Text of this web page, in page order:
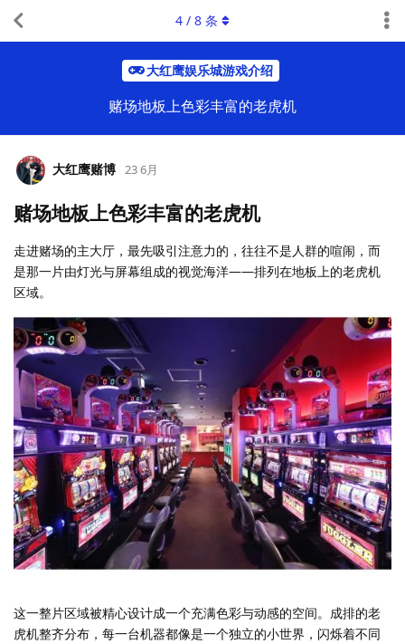
大红鹰娱乐城游戏介绍
赌场地板上色彩丰富的老虎机
4 / 8 条
大红鹰赌博 23 6月
赌场地板上色彩丰富的老虎机
走进赌场的主大厅，最先吸引注意力的，往往不是人群的喧闹，而
是那一片由灯光与屏幕组成的视觉海洋——排列在地板上的老虎机
区域。
这一整片区域被精心设计成一个充满色彩与动感的空间。成排的老
虎机整齐分布，每一台机器都像是一个独立的小世界，闪烁着不同